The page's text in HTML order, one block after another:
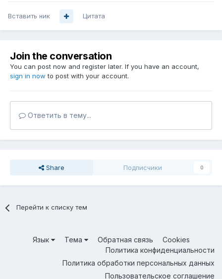
Вставить ник Цитата
Join the conversation
You can post now and register later. If you have an account,
sign in now to post with your account.
Ответить в тему...
Share Подписчики 0
Перейти к списку тем
Язык Тема Обратная связь
Cookies
Политика конфиденциальности
Политика обработки персональных данных
Пользовательское соглашение